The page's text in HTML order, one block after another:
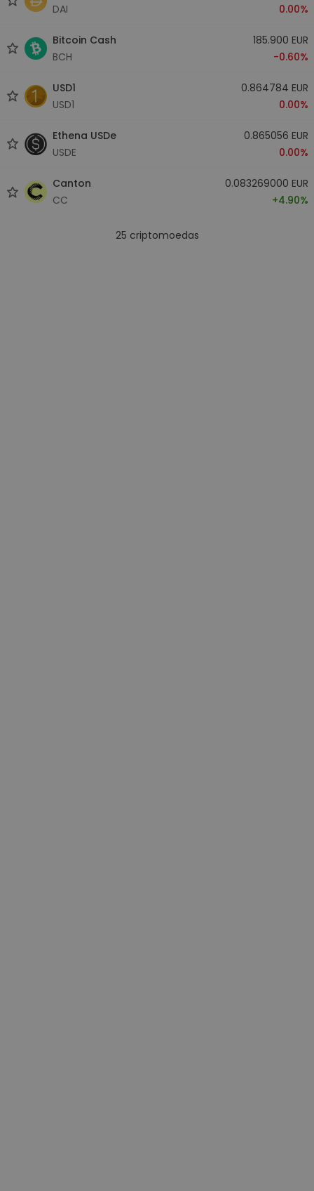
DAI
0.00%
Bitcoin Cash
BCH
185.900 EUR
-0.60%
USD1
USD1
0.864784 EUR
0.00%
Ethena USDe
USDE
0.865056 EUR
0.00%
Canton
CC
0.083269000 EUR
+4.90%
25 criptomoedas